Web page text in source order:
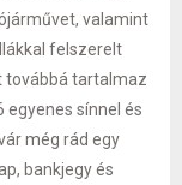
valamint
felszerelt
továbbá tartalmaz
egyenes sínnel és
még rád egy
bankjegy és